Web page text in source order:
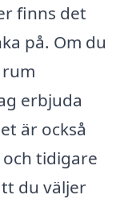
finns det
på. Om du
erbjuda
är också
tidigare
du väljer